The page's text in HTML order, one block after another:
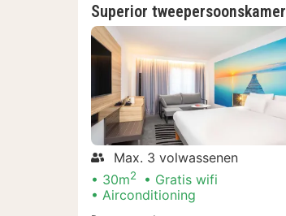
Superior tweepersoonskamer
Max. 3 volwassenen
30m2
Gratis wifi
Airconditioning